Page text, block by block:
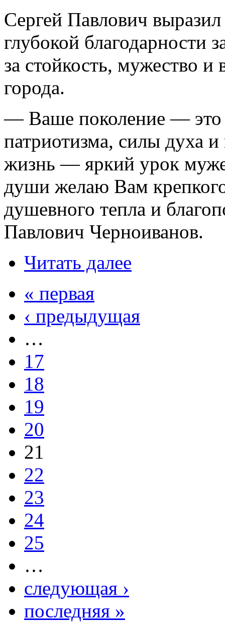
Сергей Павлович
глубокой благодарности
за стойкость, мужество и
города.
— Ваше поколение — это
патриотизма, силы духа
жизнь — яркий урок
души желаю Вам
душевного тепла и
Павлович Черноиванов.
Читать далее
« первая
‹ предыдущая
…
17
18
19
20
21
22
23
24
25
…
следующая ›
последняя »